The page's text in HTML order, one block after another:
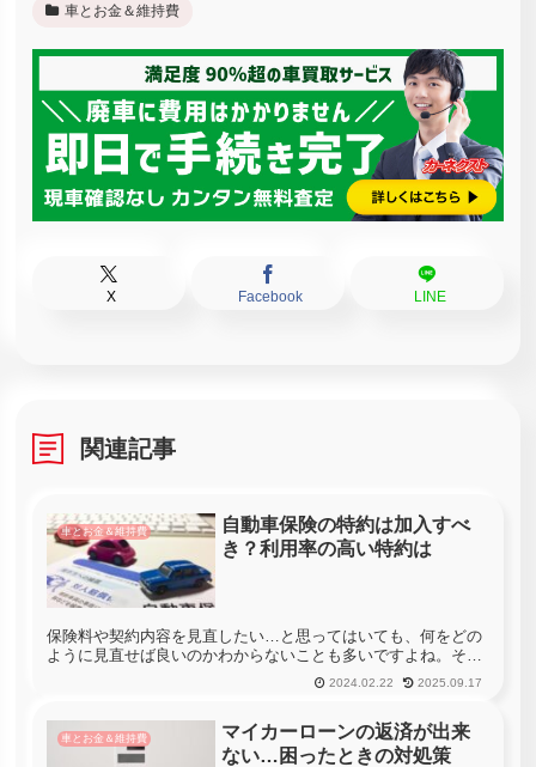
車とお金＆維持費
X Facebook LINE
関連記事
車とお金＆維持費
自動車保険の特約は加入すべ
き？利用率の高い特約は
保険料や契約内容を見直したい…と思ってはいても、何をどの
ように見直せば良いのかわからないことも多いですよね。そん
な時は保険の主軸となる内容の他にどんな特約事項があるの
か、つまり保険に対して「誰がどんな時に何を望むのか」をイ
2024.02.22 2025.09.17
車とお金＆維持費
マイカーローンの返済が出来
ない…困ったときの対処策